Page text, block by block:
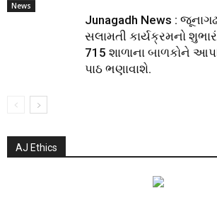
News
Junagadh News : જૂનાગઢ
સલામતી કાર્યક્રમનો
715 શાળાના બાળકોને
પાઠ ભણાવાશે.
AJ Ethics